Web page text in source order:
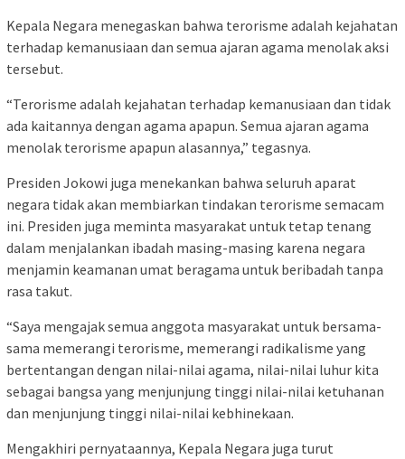
Kepala Negara menegaskan bahwa terorisme adalah kejahatan
terhadap kemanusiaan dan semua ajaran agama menolak aksi
tersebut.
“Terorisme adalah kejahatan terhadap kemanusiaan dan tidak
ada kaitannya dengan agama apapun. Semua ajaran agama
menolak terorisme apapun alasannya,” tegasnya.
Presiden Jokowi juga menekankan bahwa seluruh aparat
negara tidak akan membiarkan tindakan terorisme semacam
ini. Presiden juga meminta masyarakat untuk tetap tenang
dalam menjalankan ibadah masing-masing karena negara
menjamin keamanan umat beragama untuk beribadah tanpa
rasa takut.
“Saya mengajak semua anggota masyarakat untuk bersama-
sama memerangi terorisme, memerangi radikalisme yang
bertentangan dengan nilai-nilai agama, nilai-nilai luhur kita
sebagai bangsa yang menjunjung tinggi nilai-nilai ketuhanan
dan menjunjung tinggi nilai-nilai kebhinekaan.
Mengakhiri pernyataannya, Kepala Negara juga turut